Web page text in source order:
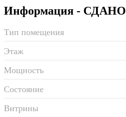
Информация - СДАНО
Тип помещения
Этаж
Мощность
Состояние
Витрины